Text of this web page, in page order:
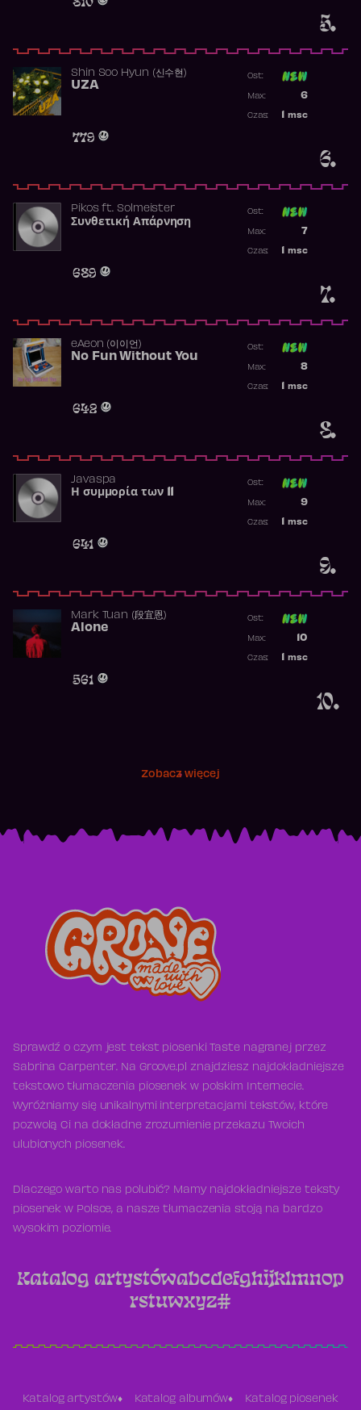
5.
6.
Shin Soo Hyun (신수현)
UZA
779
Ost:
6
Max:
msc
Czas:
7.
Pikosft. Solmeister
Συνθετική Απάρνηση
689
Ost:
7
Max:
msc
Czas:
8.
​eAeon (이이언)
No Fun Without You
642
Ost:
8
Max:
msc
Czas:
9.
Javaspa
Η συμμορία των 11
641
Ost:
9
Max:
msc
Czas:
10.
Mark Tuan (段宜恩)
Alone
561
Ost:
10
Max:
msc
Czas:
Zobacz więcej
Sprawdź o czym jest tekst piosenki Taste nagranej przez
Sabrina Carpenter. Na Groove.pl znajdziesz najdokładniejsze
tekstowo tłumaczenia piosenek w polskim Internecie.
Wyróżniamy się unikalnymi interpretacjami tekstów, które
pozwolą Ci na dokładne zrozumienie przekazu Twoich
ulubionych piosenek.
Dlaczego warto nas polubić? Mamy najdokładniejsze teksty
piosenek w Polsce, a nasze tłumaczenia stoją na bardzo
wysokim poziomie.
Katalog artystówabcdefghijklmnop
rstuwxyz#
Katalog artystów Katalog albumów Katalog piosenek